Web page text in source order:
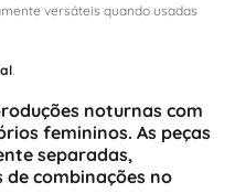
versáteis quando usadas
.
noturnas com
femininos. As peças
separadas,
combinações no